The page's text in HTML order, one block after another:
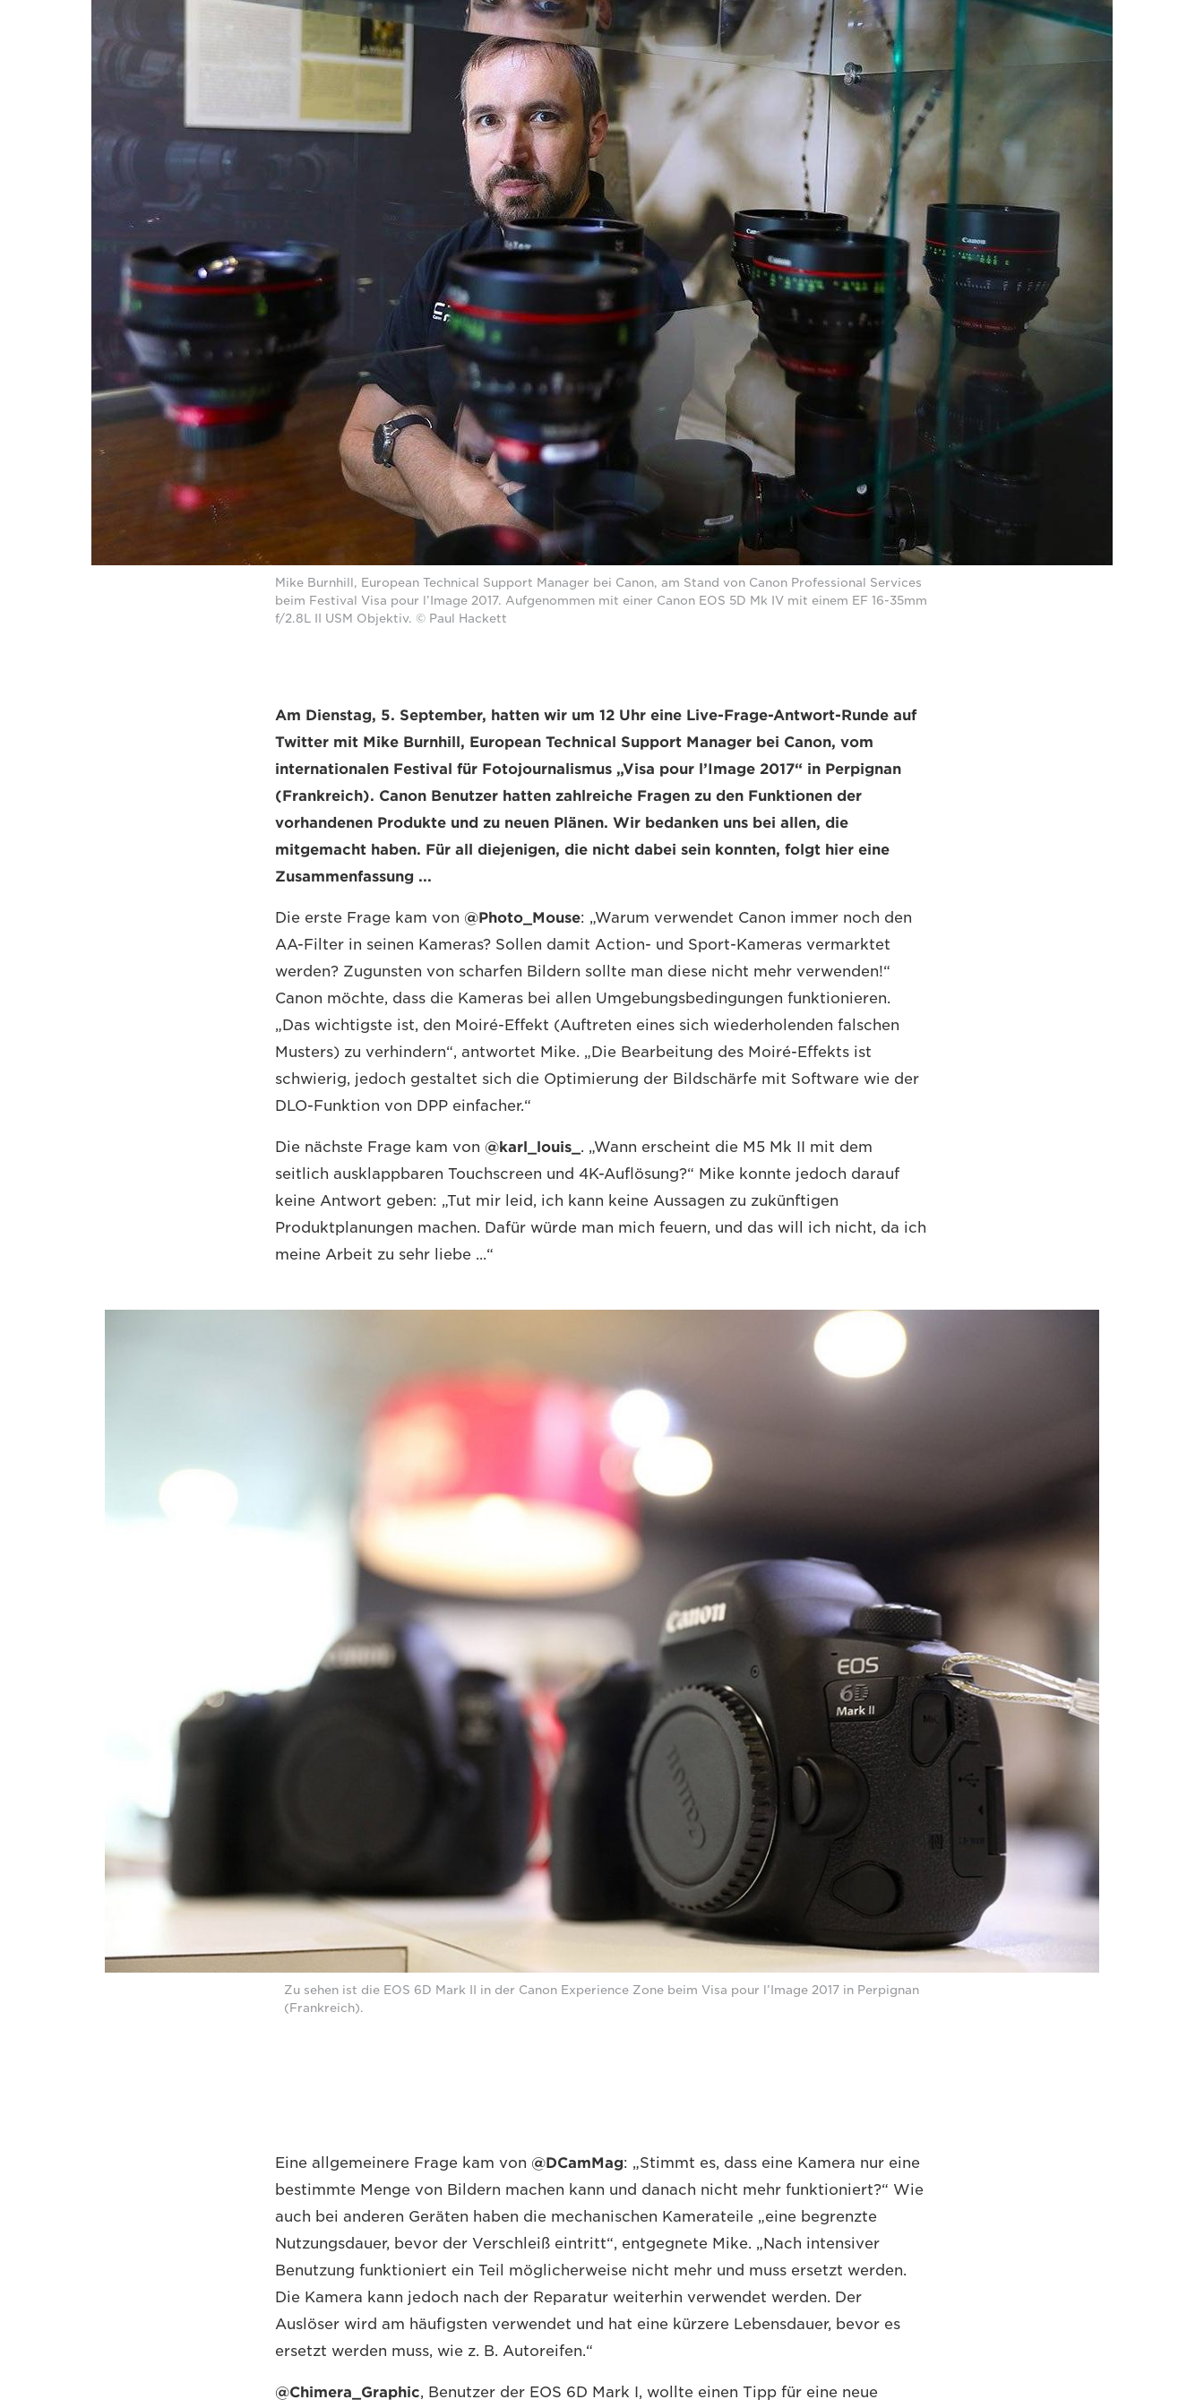
Mike Burnhill, European Technical Support Manager bei Canon, am Stand von Canon Professional Services
beim Festival Visa pour l’Image 2017. Aufgenommen mit einer Canon EOS 5D Mk IV mit einem EF 16-35mm
f/2.8L II USM Objektiv. © Paul Hackett
Am Dienstag, 5. September, hatten wir um 12 Uhr eine Live-Frage-Antwort-Runde auf
Twitter mit Mike Burnhill, European Technical Support Manager bei Canon, vom
internationalen Festival für Fotojournalismus „Visa pour l’Image 2017“ in Perpignan
(Frankreich). Canon Benutzer hatten zahlreiche Fragen zu den Funktionen der
vorhandenen Produkte und zu neuen Plänen. Wir bedanken uns bei allen, die
mitgemacht haben. Für all diejenigen, die nicht dabei sein konnten, folgt hier eine
Zusammenfassung ...
Die erste Frage kam von @Photo_Mouse: „Warum verwendet Canon immer noch den
AA-Filter in seinen Kameras? Sollen damit Action- und Sport-Kameras vermarktet
werden? Zugunsten von scharfen Bildern sollte man diese nicht mehr verwenden!“
Canon möchte, dass die Kameras bei allen Umgebungsbedingungen funktionieren.
„Das wichtigste ist, den Moiré-Effekt (Auftreten eines sich wiederholenden falschen
Musters) zu verhindern“, antwortet Mike. „Die Bearbeitung des Moiré-Effekts ist
schwierig, jedoch gestaltet sich die Optimierung der Bildschärfe mit Software wie der
DLO-Funktion von DPP einfacher.“
Die nächste Frage kam von @karl_louis_ . „Wann erscheint die M5 Mk II mit dem
seitlich ausklappbaren Touchscreen und 4K-Auflösung?“ Mike konnte jedoch darauf
keine Antwort geben: „Tut mir leid, ich kann keine Aussagen zu zukünftigen
Produktplanungen machen. Dafür würde man mich feuern, und das will ich nicht, da ich
meine Arbeit zu sehr liebe ...“
Zu sehen ist die EOS 6D Mark II in der Canon Experience Zone beim Visa pour l’Image 2017 in Perpignan
(Frankreich).
Eine allgemeinere Frage kam von @DCamMag: „Stimmt es, dass eine Kamera nur eine
bestimmte Menge von Bildern machen kann und danach nicht mehr funktioniert?“ Wie
auch bei anderen Geräten haben die mechanischen Kamerateile „eine begrenzte
Nutzungsdauer, bevor der Verschleiß eintritt“, entgegnete Mike. „Nach intensiver
Benutzung funktioniert ein Teil möglicherweise nicht mehr und muss ersetzt werden.
Die Kamera kann jedoch nach der Reparatur weiterhin verwendet werden. Der
Auslöser wird am häufigsten verwendet und hat eine kürzere Lebensdauer, bevor es
ersetzt werden muss, wie z. B. Autoreifen.“
@Chimera_Graphic, Benutzer der EOS 6D Mark I, wollte einen Tipp für eine neue